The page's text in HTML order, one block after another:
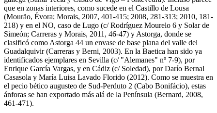
que en zonas interiores, como sucede en el Castillo de Lousa
(Mourão, Évora; Morais, 2007, 401-415; 2008, 281-313; 2010, 181-
218) y en el NO, caso de Lugo (c/ Rodríguez Mourelo 6 y Solar de
Simeón; Carreras y Morais, 2011, 46-47) y Astorga, donde se
clasificó como Astorga 44 un envase de base plana del valle del
Guadalquivir (Carreras y Berni, 2003). En la Baetica han sido ya
identificados ejemplares en Sevilla (c/ "Alemanes" nº 7-9), por
Enrique García Vargas, y en Cádiz (c/ Soledad), por Darío Bernal
Casasola y María Luisa Lavado Florido (2012). Como se muestra en
el pecio bético augusteo de Sud-Perduto 2 (Cabo Bonifácio), estas
ánforas se han exportado más alá de la Península (Bernard, 2008,
461-471).